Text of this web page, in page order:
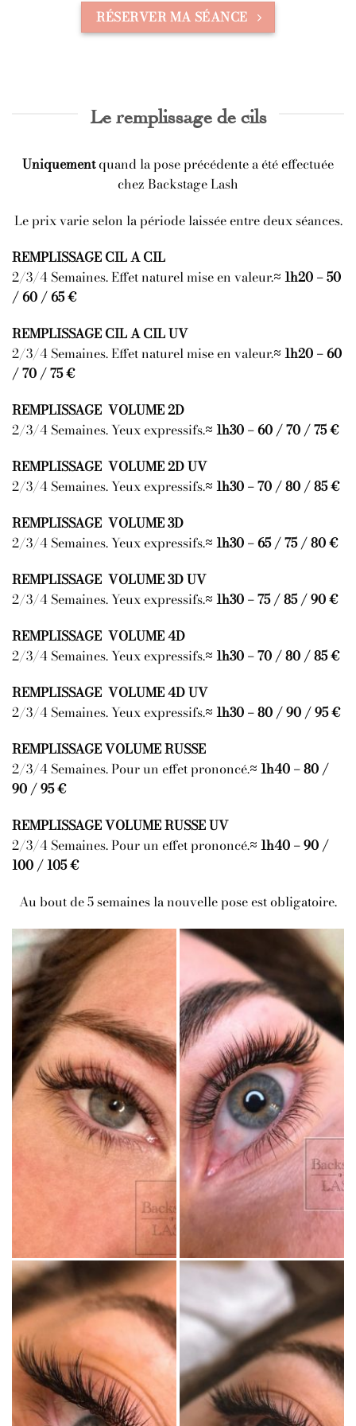
RÉSERVER MA SÉANCE
Le remplissage de cils
Uniquementquand la pose précédente a été effectuée
chez Backstage Lash
Le prix varie selon la période laissée entre deux séances.
REMPLISSAGE CIL A CIL
2/3/4 Semaines. Effet naturel mise en valeur.≈ 1h20 – 50
/ 60 / 65 €
REMPLISSAGE CIL A CIL UV
2/3/4 Semaines. Effet naturel mise en valeur.≈ 1h20 – 60
/ 70 / 75 €
REMPLISSAGE VOLUME 2D
2/3/4 Semaines. Yeux expressifs.≈ 1h30 – 60 / 70 / 75 €
REMPLISSAGE VOLUME 2D UV
2/3/4 Semaines. Yeux expressifs.≈ 1h30 – 70 / 80 / 85 €
REMPLISSAGE VOLUME 3D
2/3/4 Semaines. Yeux expressifs.≈ 1h30 – 65 / 75 / 80 €
REMPLISSAGE VOLUME 3D UV
2/3/4 Semaines. Yeux expressifs.≈ 1h30 – 75 / 85 / 90 €
REMPLISSAGE VOLUME 4D
2/3/4 Semaines. Yeux expressifs.≈ 1h30 – 70 / 80 / 85 €
REMPLISSAGE VOLUME 4D UV
2/3/4 Semaines. Yeux expressifs.≈ 1h30 – 80 / 90 / 95 €
REMPLISSAGE VOLUME RUSSE
2/3/4 Semaines. Pour un effet prononcé.≈ 1h40 – 80 /
90 / 95 €
REMPLISSAGE VOLUME RUSSE UV
2/3/4 Semaines. Pour un effet prononcé.≈ 1h40 – 90 /
100 / 105 €
Au bout de 5 semaines la nouvelle pose est obligatoire.